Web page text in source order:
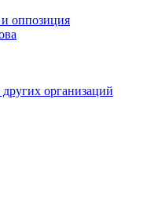
оппозиция
организаций